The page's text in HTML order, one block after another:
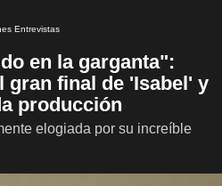
Entrevistas
en la garganta":
gran final de 'Isabel' y
producción
elogiada por su increíble